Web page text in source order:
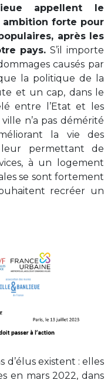
appellent le
forte pour
après les
pays. S’il importe
causés par
la politique de la
et un cap, dans le
entre l’Etat et les
n’a pas démérité
la vie des
leur permettant de
à un logement
se sont fortement
recréer un
d’élus existent : elles
en mars 2022, dans